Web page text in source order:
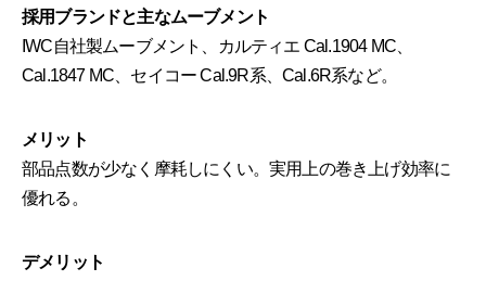
採用ブランドと主なムーブメント
IWC自社製ムーブメント、カルティエ Cal.1904 MC、
Cal.1847 MC、セイコー Cal.9R系、Cal.6R系など。
メリット
部品点数が少なく摩耗しにくい。実用上の巻き上げ効率に
優れる。
デメリット